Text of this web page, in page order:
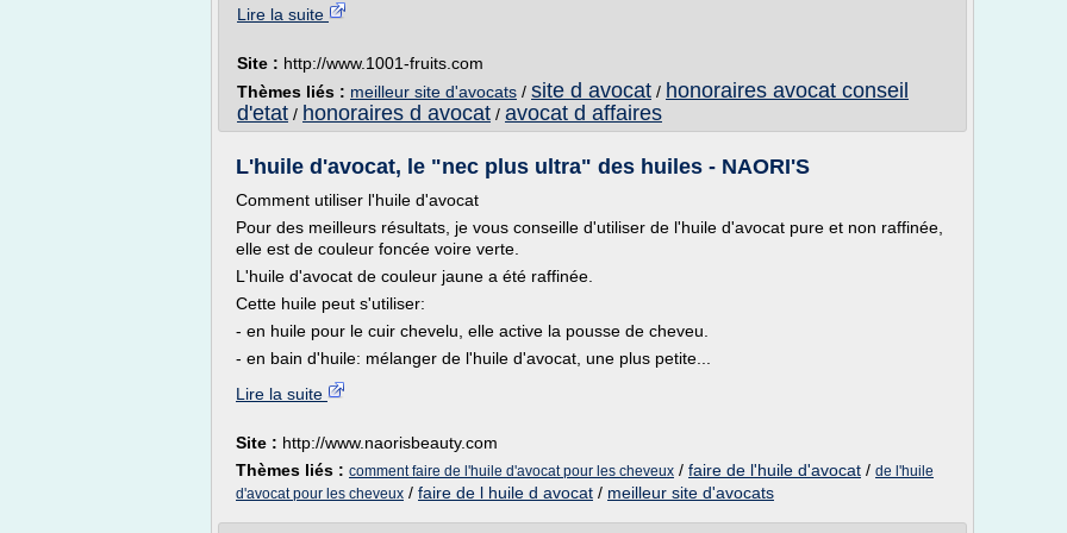
Lire la suite
Site : http://www.1001-fruits.com
Thèmes liés : meilleur site d'avocats / site d avocat / honoraires avocat conseil
d'etat / honoraires d avocat / avocat d affaires
L'huile d'avocat, le "nec plus ultra" des huiles - NAORI'S
Comment utiliser l'huile d'avocat
Pour des meilleurs résultats, je vous conseille d'utiliser de l'huile d'avocat pure et non raffinée,
elle est de couleur foncée voire verte.
L'huile d'avocat de couleur jaune a été raffinée.
Cette huile peut s'utiliser:
- en huile pour le cuir chevelu, elle active la pousse de cheveu.
- en bain d'huile: mélanger de l'huile d'avocat, une plus petite...
Lire la suite
Site : http://www.naorisbeauty.com
Thèmes liés : comment faire de l'huile d'avocat pour les cheveux / faire de l'huile d'avocat / de l'huile
d'avocat pour les cheveux / faire de l huile d avocat / meilleur site d'avocats